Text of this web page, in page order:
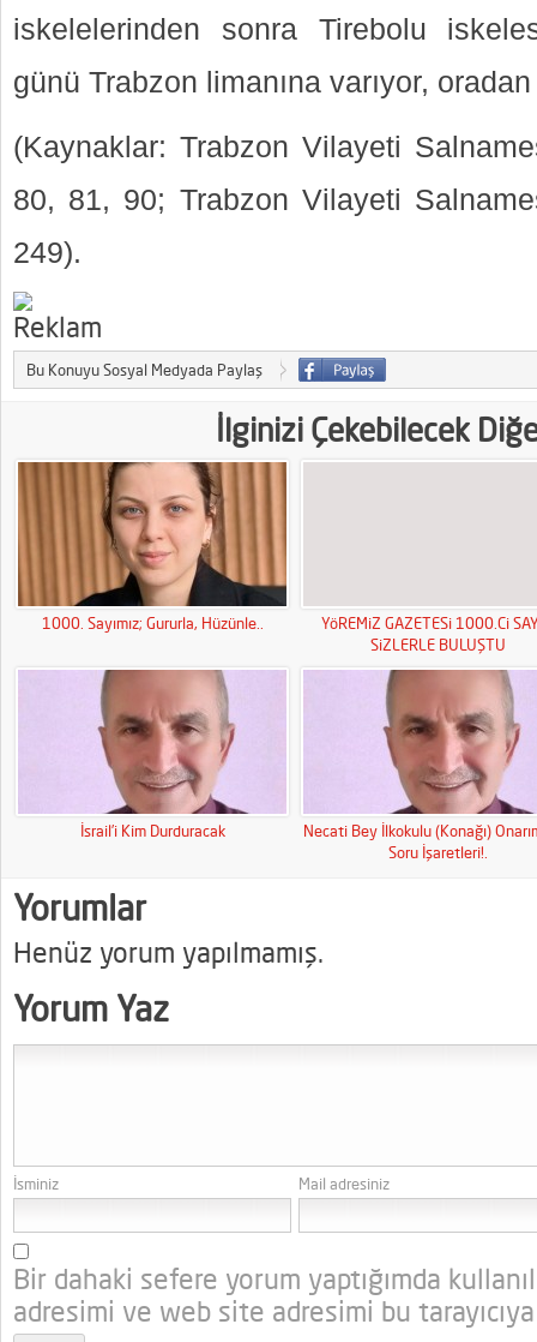
iskelelerinden sonra Tirebolu
günü Trabzon limanına varıyor,
(Kaynaklar: Trabzon Vilayeti
80, 81, 90; Trabzon Vilayeti
249).
Bu Konuyu Sosyal Medyada Paylaş
İlginizi Çekebilecek
1000. Sayımız; Gururla, Hüzünle..
YöREMiZ GAZETESi 1000.Ci
SiZLERLE BULUŞTU
İsrail’i Kim Durduracak
Necati Bey İlkokulu (Konağı)
Soru İşaretleri!.
Yorumlar
Henüz yorum yapılmamış.
Yorum Yaz
İsminiz Mail adresiniz
Bir dahaki sefere yorum yaptığımda
adresimi ve web site adresimi bu